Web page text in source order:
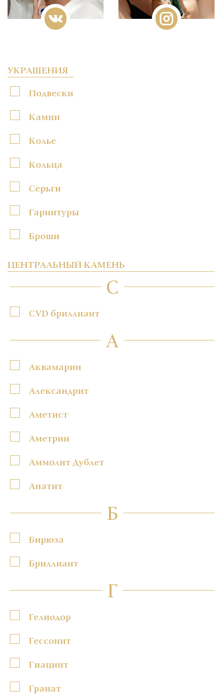
УКРАШЕНИЯ
Подвески
Камни
Колье
Кольца
Серьги
Гарнитуры
Броши
ЦЕНТРАЛЬНЫЙ КАМЕНЬ
C
CVD бриллиант
А
Аквамарин
Александрит
Аметист
Аметрин
Аммолит Дублет
Апатит
Б
Бирюза
Бриллиант
Г
Гелиодор
Гессонит
Гиацинт
Гранат